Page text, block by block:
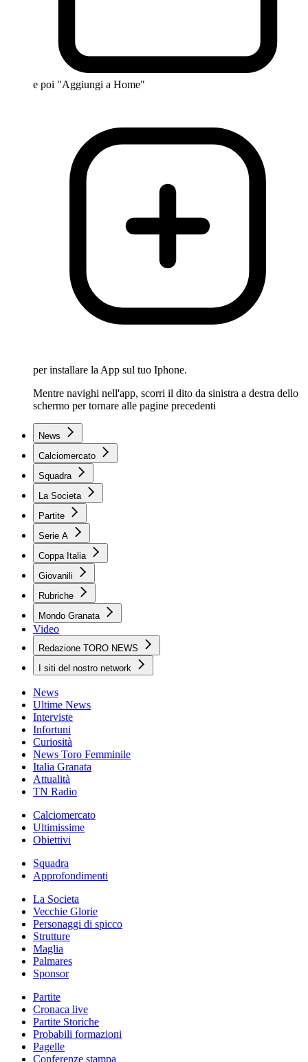
e poi "Aggiungi a Home"
per installare la App sul tuo Iphone.
Mentre navighi nell'app, scorri il dito da sinistra a destra dello
schermo per tornare alle pagine precedenti
News
Calciomercato
Squadra
La Societa
Partite
Serie A
Coppa Italia
Giovanili
Rubriche
Mondo Granata
Video
Redazione TORO NEWS
I siti del nostro network
News
Ultime News
Interviste
Infortuni
Curiosità
News Toro Femminile
Italia Granata
Attualità
TN Radio
Calciomercato
Ultimissime
Obiettivi
Squadra
Approfondimenti
La Societa
Vecchie Glorie
Personaggi di spicco
Strutture
Maglia
Palmares
Sponsor
Partite
Cronaca live
Partite Storiche
Probabili formazioni
Pagelle
Conferenze stampa